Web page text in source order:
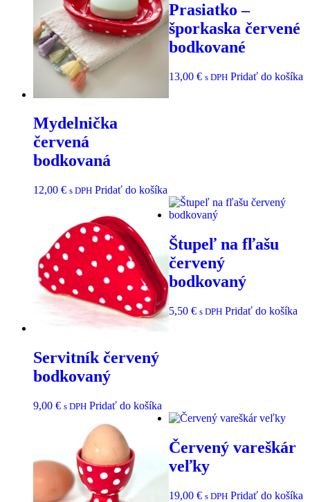
Mydelnička
červená
bodkovaná
12,00 € s DPH Pridať do košíka
Prasiatko –
šporkaska červené
bodkované
13,00 € s DPH Pridať do košíka
Servitník červený
bodkovaný
9,00 € s DPH Pridať do košíka
Štupeľ na fľašu
červený
bodkovaný
5,50 € s DPH Pridať do košíka
Červený vareškár
veľky
19,00 € s DPH Pridať do košíka